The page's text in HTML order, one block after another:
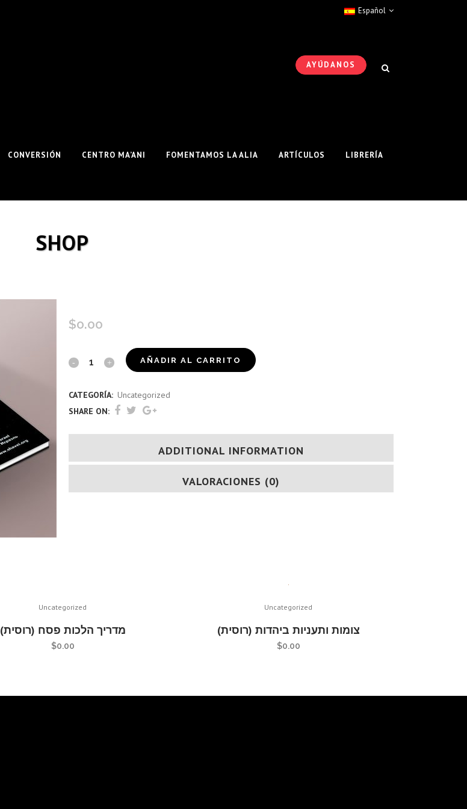
Español
AYÚDANOS
CONVERSIÓN CENTRO MA’ANI FOMENTAMOS LA ALIA ARTÍCULOS LIBRERÍA
SHOP
$0.00
מדריך
חודש
AÑADIR AL CARRITO
CATEGORÍA: Uncategorized
SHARE ON:
ADDITIONAL INFORMATION
VALORACIONES (0)
Uncategorized
מדריך הלכות פסח (רוסית)
$0.00
Uncategorized
צומות ותעניות ביהדות (רוסית)
$0.00